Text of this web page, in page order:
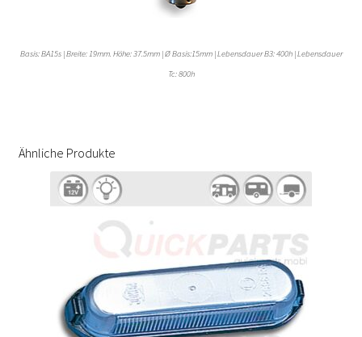
Basis: BA15s | Breite: 19mm. Höhe: 37.5mm | Ø Basis:15mm | Lebensdauer B3: 400h | Lebensdauer
Tc: 800h
Ähnliche Produkte